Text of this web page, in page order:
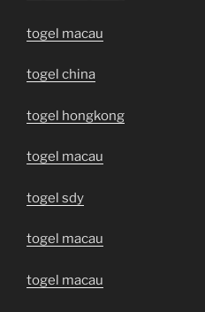
togel macau
togel china
togel hongkong
togel macau
togel sdy
togel macau
togel macau